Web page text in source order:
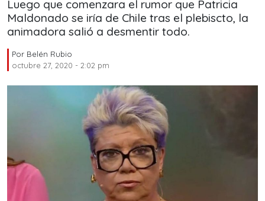
Luego que comenzara el rumor que Patricia
Maldonado se iría de Chile tras el plebiscto, la
animadora salió a desmentir todo.
Por Belén Rubio
octubre 27, 2020 - 2:02 pm